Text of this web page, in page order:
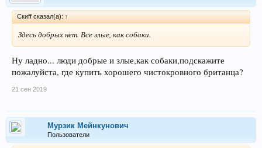
Скиff сказал(а): ↑
Здесь добрых нет. Все злые, как собаки.
Ну ладно... люди добрые и злые,как собаки,подскажите
пожалуйста, где купить хорошего чистокровного британца?
21 сен 2019
Мурзик Мейнкунович
Пользователи